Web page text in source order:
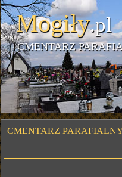
Mogiły.pl
CMENTARZ
CMENTARZ